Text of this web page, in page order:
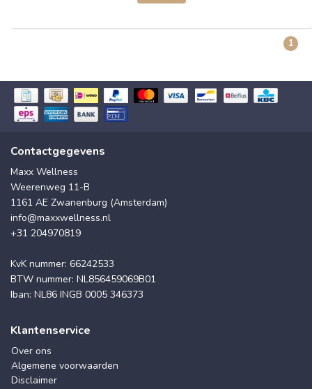
1
Contactgegevens
Maxx Wellness
Weerenweg 11-B
1161 AE Zwanenburg (Amsterdam)
info@maxxwellness.nl
+31 204970819
KvK nummer: 66242533
BTW nummer: NL856459069B01
Iban: NL86 INGB 0005 346373
Klantenservice
Over ons
Algemene voorwaarden
Disclaimer